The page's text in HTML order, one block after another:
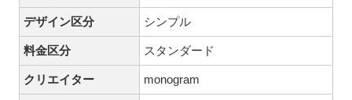
デザイン区分 シンプル
料金区分 スタンダード
クリエイター monogram